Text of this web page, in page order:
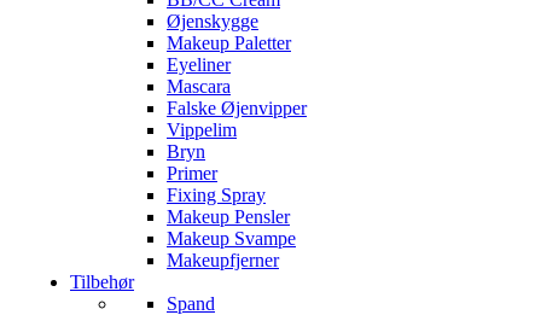
Øjenskygge
Makeup Paletter
Eyeliner
Mascara
Falske Øjenvipper
Vippelim
Bryn
Primer
Fixing Spray
Makeup Pensler
Makeup Svampe
Makeupfjerner
Tilbehør
Spand